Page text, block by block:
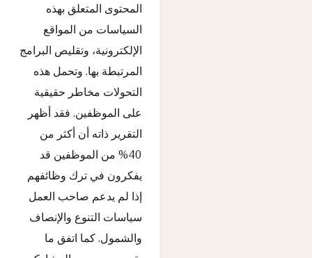
المحتوى المتعلق بهذه
السياسات من المواقع
الإلكترونية، وتقليص البرامج
المرتبطة بها. وتحمل هذه
التحولات مخاطر حقيقية
على الموظفين. فقد أظهر
التقرير ذاته أن أكثر من
40% من الموظفين قد
يفكرون في ترك وظائفهم
إذا لم يدعم صاحب العمل
سياسات التنوع والإنصاف
والشمول. كما اتفق ما